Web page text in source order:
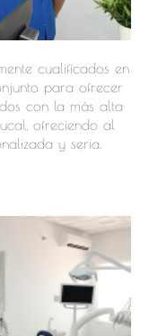
cualificados en
para ofrecer
con la más alta
ofreciendo al
y seria.